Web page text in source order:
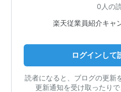
0人の
楽天従業員紹介キャ
ログインして
読者になると、ブログの更新
更新通知を受け取ったりで